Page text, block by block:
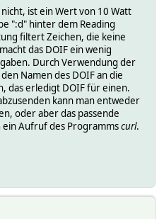
0:300:0:0:0:0
ist ein Wert von 10 Watt
":d" hinter dem Reading
filtert Zeichen, die keine
das DOIF ein wenig
Durch Verwendung der
Namen des DOIF an die
das erledigt DOIF für einen.
kann man entweder
oder aber das passende
Aufruf des Programmscurl.